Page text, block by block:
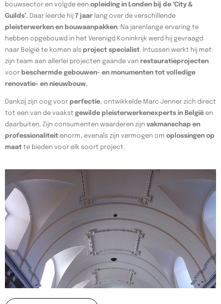
bouwsector en volgde een opleiding in Londen bij de ‘City &
Guilds’. Daar leerde hij 7 jaar lang over de verschillende
pleisterwerken en bouwaanpakken. Na jarenlange ervaring te
hebben opgebouwd in het Verenigd Koninkrijk werd hij gevraagd
naar België te komen als project specialist. Intussen werkt hij met
zijn team aan allerlei projecten gaande van restauratieprojecten
voor beschermde gebouwen- en monumenten tot volledige
renovatie- en nieuwbouw.
Dankzij zijn oog voor perfectie, ontwikkelde Marc Jenner zich direct
tot een van de vaakst gewilde pleisterwerkenexperts in België en
daarbuiten. Zijn consumenten waarderen zijn vakmanschap en
professionaliteit enorm, evenals zijn vermogen om oplossingen op
maat te bieden voor elk soort project.